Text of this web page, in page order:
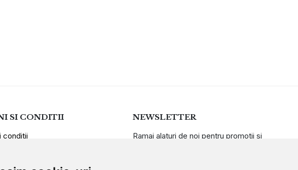
SI CONDITII
conditii
NEWSLETTER
Ramai alaturi de noi pentru promotii si